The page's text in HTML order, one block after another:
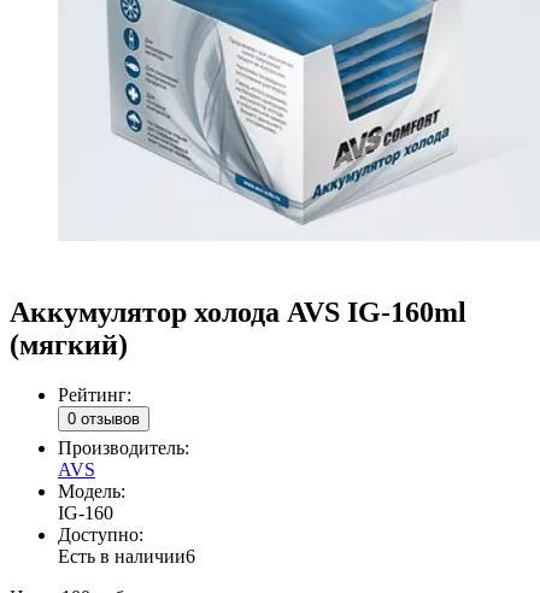
Аккумулятор холода AVS IG-160ml
(мягкий)
Рейтинг:
0 отзывов
Производитель:
AVS
Модель:
IG-160
Доступно:
Есть в наличии6